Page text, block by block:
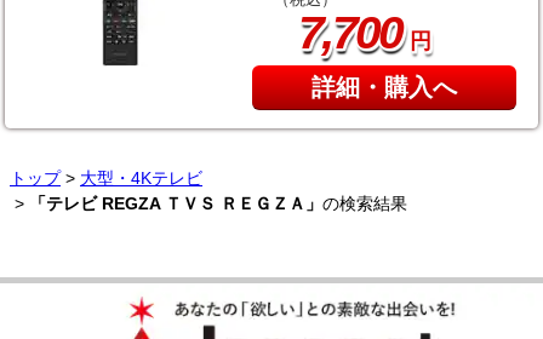
7,700円
詳細・購入へ
トップ> 大型・4Kテレビ
>
「テレビ REGZA ＴＶＳ ＲＥＧＺＡ」 の検索結果